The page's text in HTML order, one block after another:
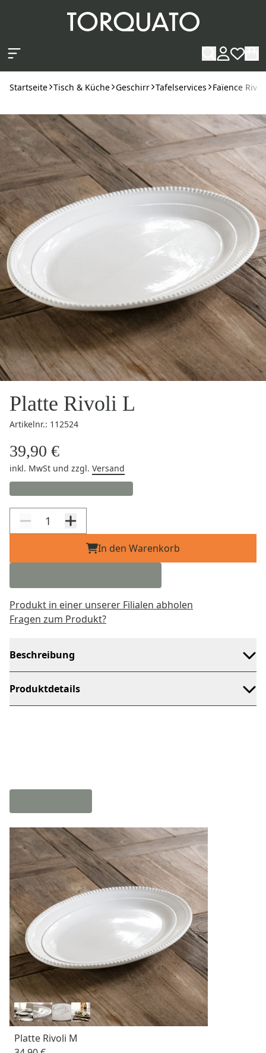
Startseite Tisch & Küche Geschirr Tafelservices Faïence Rivoli
Platte Rivoli L
Artikelnr.: 112524
39,90 €
inkl. MwSt und zzgl. Versand
In den Warenkorb
Produkt in einer unserer Filialen abholen
Fragen zum Produkt?
Beschreibung
Produktdetails
Platte Rivoli M